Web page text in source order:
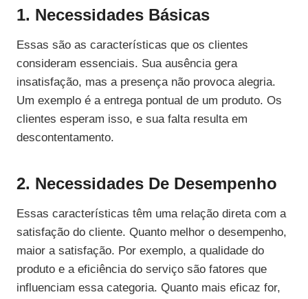
1. Necessidades Básicas
Essas são as características que os clientes
consideram essenciais. Sua ausência gera
insatisfação, mas a presença não provoca alegria.
Um exemplo é a entrega pontual de um produto. Os
clientes esperam isso, e sua falta resulta em
descontentamento.
2. Necessidades De Desempenho
Essas características têm uma relação direta com a
satisfação do cliente. Quanto melhor o desempenho,
maior a satisfação. Por exemplo, a qualidade do
produto e a eficiência do serviço são fatores que
influenciam essa categoria. Quanto mais eficaz for,